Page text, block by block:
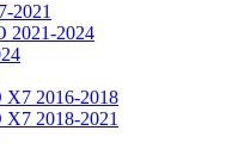
2021
2021-2024
2016-2018
2018-2021